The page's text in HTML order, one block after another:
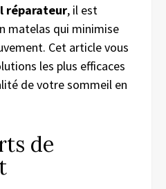
réparateur, il est
matelas qui minimise
Cet article vous
les plus efficaces
de votre sommeil en
de